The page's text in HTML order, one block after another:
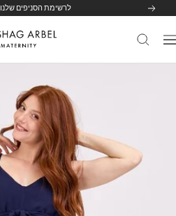
הקודם לרשימת הסניפים שלנו
ניווט
Avishag